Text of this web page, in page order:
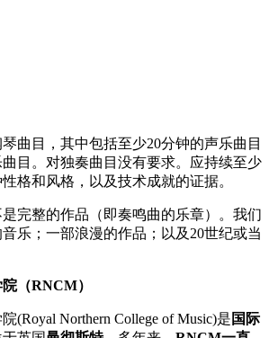
曲目，其中包括至少20分钟的声乐曲目
目。对独奏曲目没有要求。应持续至少
格和风格，以及技术成就的证据。
完整的作品（即奏鸣曲的乐章）。我们
乐；一部浪漫的作品；以及20世纪或当
（RNCM）
(Royal Northern College of Music)是 国际